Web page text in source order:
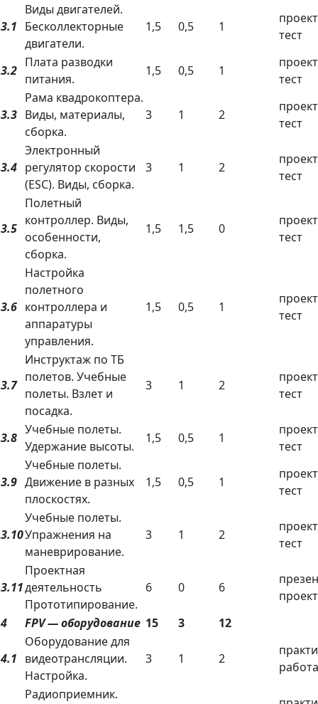
3.1
Виды двигателей.
Бесколлекторные
двигатели.
1,5 0,5 1
тест
3.2
Плата разводки
питания.
1,5 0,5 1
тест
3.3
Рама квадрокоптера.
Виды, материалы,
сборка.
3 1 2
тест
3.4
Электронный
регулятор скорости
(ESC). Виды, сборка.
3 1 2
тест
3.5
Полетный
контроллер. Виды,
особенности,
сборка.
1,5 1,5 0
тест
3.6
Настройка
полетного
контроллера и
аппаратуры
управления.
1,5 0,5 1
тест
3.7
Инструктаж по ТБ
полетов. Учебные
полеты. Взлет и
посадка.
3 1 2
тест
3.8
Учебные полеты.
Удержание высоты.
1,5 0,5 1
тест
3.9
Учебные полеты.
Движение в разных
плоскостях.
1,5 0,5 1
тест
3.10
Учебные полеты.
Упражнения на
маневрирование.
3 1 2
тест
3.11
Проектная
деятельность
Прототипирование.
6 0 6
4
FPV — оборудование 15 3 12
4.1
Оборудование для
видеотрансляции.
Настройка.
3 1 2
Радиоприемник.